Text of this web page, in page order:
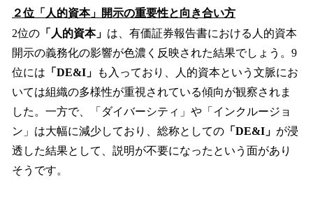
２位「人的資本」開示の重要性と向き合い方
2位の 「人的資本」 は、有価証券報告書における人的資本
開示の義務化の影響が色濃く反映された結果でしょう。9
位には 「DE&I」
も入っており、人的資本という文脈にお
いては組織の多様性が重視されている傾向が観察されま
した。一方で、「ダイバーシティ」や「インクルージョ
ン」は大幅に減少しており、総称としての 「DE&I」 が浸
透した結果として、説明が不要になったという面があり
そうです。